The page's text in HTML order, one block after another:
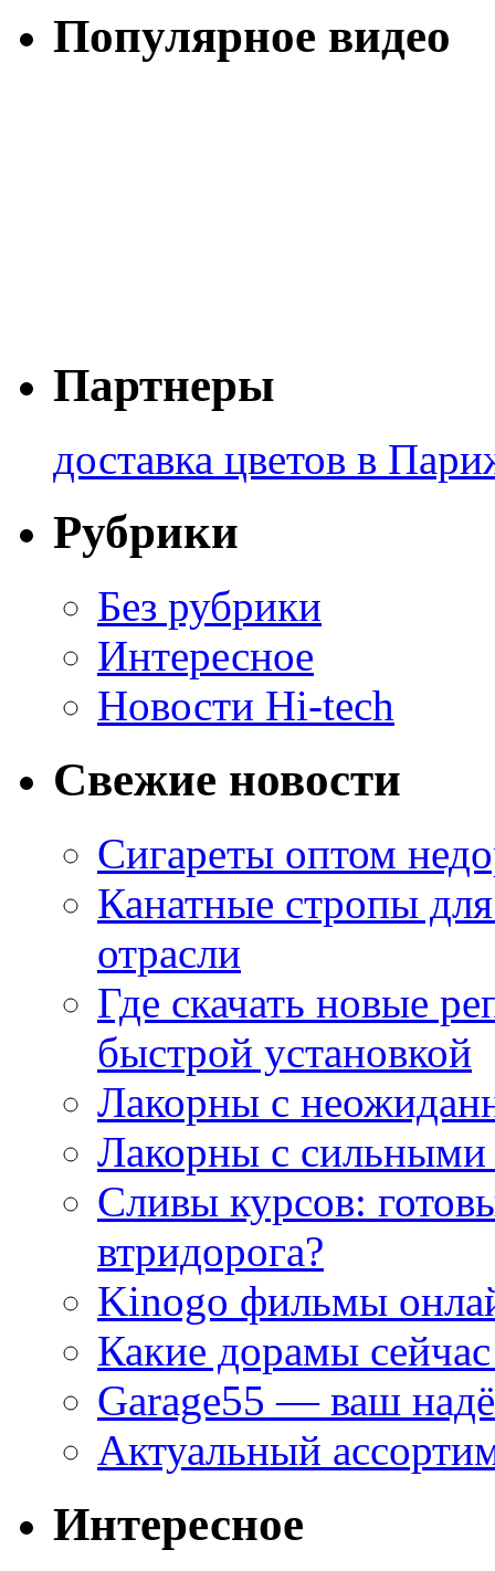
Популярное видео
Партнеры
доставка цветов в
Рубрики
Без рубрики
Интересное
Новости Hi-tech
Свежие новости
Сигареты оптом
Канатные стропы
отрасли
Где скачать новые
быстрой установкой
Лакорны с
Лакорны с сильными
Сливы курсов:
втридорога?
Kinogo фильмы
Какие дорамы
Garage55 — ваш
Актуальный
Интересное